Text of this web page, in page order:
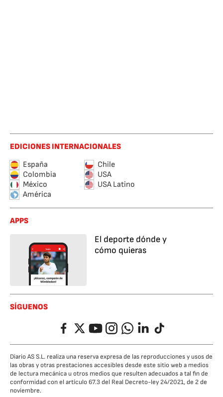
EDICIONES INTERNACIONALES
España
Chile
Colombia
USA
México
USA Latino
América
APPS
El deporte dónde y
cómo quieras
SÍGUENOS
FacebookTwitterYouTubeInstagramWhatsappLinkedIn
TikTok
Diario AS S.L. realiza una reserva expresa de las reproducciones y usos de
las obras y otras prestaciones accesibles desde este sitio web a medios
de lectura mecánica u otros medios que resulten adecuados a tal fin de
conformidad con el artículo 67.3 del Real Decreto-ley 24/2021, de 2 de
noviembre.